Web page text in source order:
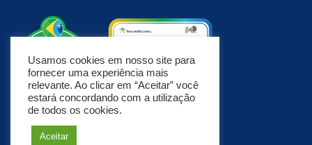
Usamos cookies em nosso site para
fornecer uma experiência mais
relevante. Ao clicar em “Aceitar” você
estará concordando com a utilização
de todos os cookies.
Aceitar